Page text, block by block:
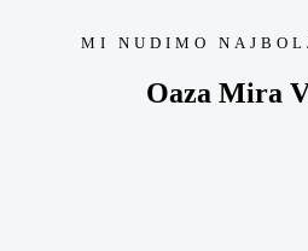
MI NUDIMO
Oaza Mira